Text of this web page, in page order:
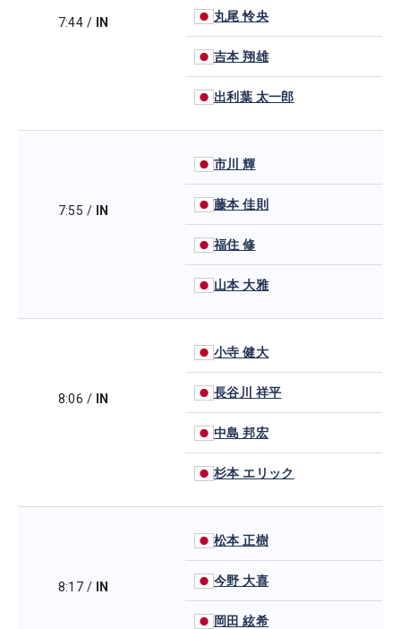
7:44 / IN 丸尾 怜央
吉本 翔雄
出利葉 太一郎
7:55 / IN
市川 輝
藤本 佳則
福住 修
山本 大雅
8:06 / IN
小寺 健大
長谷川 祥平
中島 邦宏
杉本 エリック
8:17 / IN
松本 正樹
今野 大喜
岡田 絃希